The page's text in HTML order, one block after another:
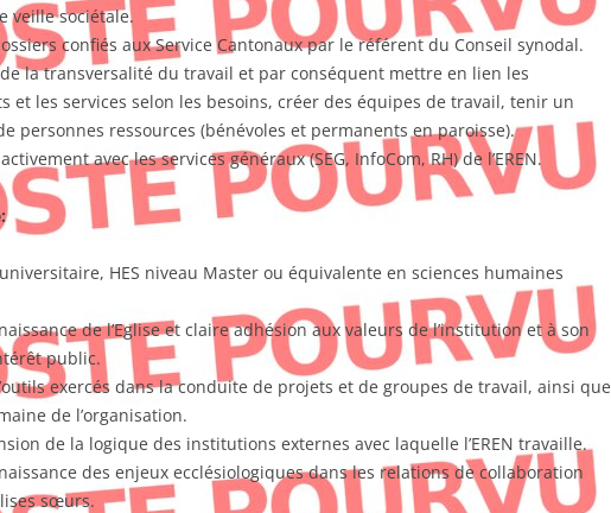
veille sociétale.
confiés aux Service Cantonaux par le référent du Conseil synodal.
la transversalité du travail et par conséquent mettre en lien les
et les services selon les besoins, créer des équipes de travail, tenir un
personnes ressources (bénévoles et permanents en paroisse).
avec les services généraux (SEG, InfoCom, RH) de l’EREN.
HES niveau Master ou équivalente en sciences humaines
de l’Eglise et claire adhésion aux valeurs de l’institution et à son
public.
exercés dans la conduite de projets et de groupes de travail, ainsi que
de l’organisation.
de la logique des institutions externes avec laquelle l’EREN travaille.
des enjeux ecclésiologiques dans les relations de collaboration
sœurs.